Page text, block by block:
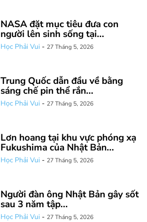
NASA đặt mục tiêu đưa con
người lên sinh sống tại...
Học Phải Vui - 27 Tháng 5, 2026
Trung Quốc dẫn đầu về bằng
sáng chế pin thể rắn...
Học Phải Vui - 27 Tháng 5, 2026
Lơn hoang tại khu vực phóng xạ
Fukushima của Nhật Bản...
Học Phải Vui - 27 Tháng 5, 2026
Người đàn ông Nhật Bản gây sốt
sau 3 năm tập...
Học Phải Vui - 27 Tháng 5, 2026